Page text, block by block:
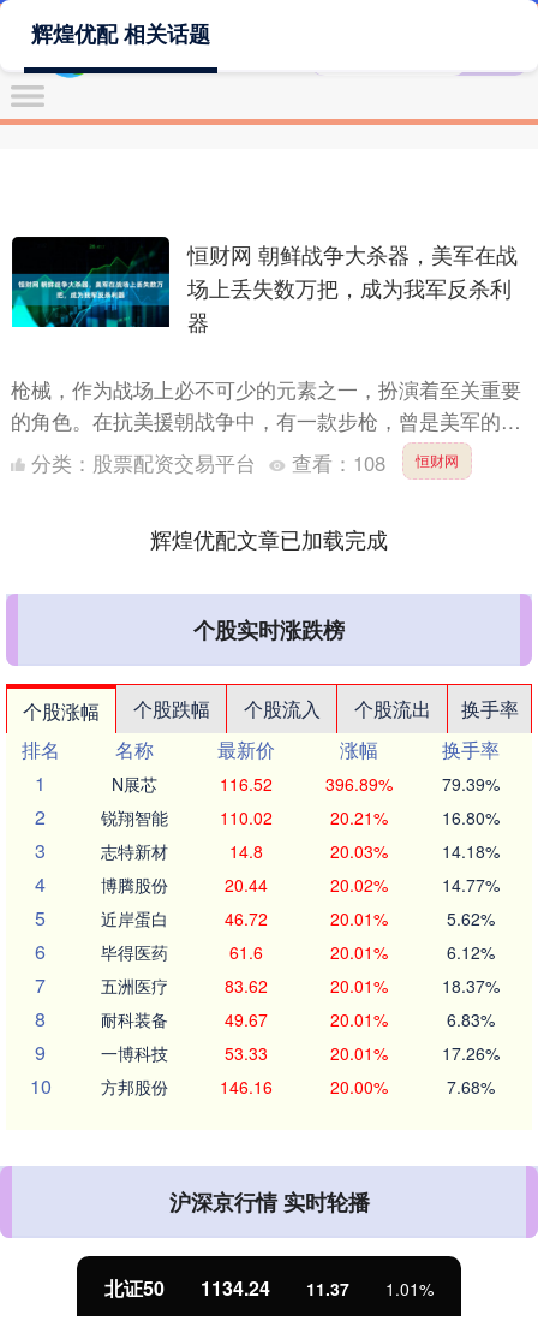
辉煌优配 相关话题
恒财网 朝鲜战争大杀器，美军在战
场上丢失数万把，成为我军反杀利
器
枪械，作为战场上必不可少的元素之一，扮演着至关重要
的角色。在抗美援朝战争中，有一款步枪，曾是美军的王
牌，它在二战时期声名显赫，深得美国军方的青睐。它便
是M1加兰....
分类： 股票配资交易平台 查看： 108 恒财网
辉煌优配文章已加载完成
个股实时涨跌榜
个股涨幅 个股跌幅 个股流入 个股流出
换手率
排名
名称 最新价 涨幅
换手率
1
N展芯 116.52 396.89% 79.39%
2 锐翔智能 110.02 20.21% 16.80%
3 志特新材 14.8 20.03% 14.18%
4 博腾股份 20.44 20.02% 14.77%
5 近岸蛋白 46.72 20.01% 5.62%
6 毕得医药 61.6 20.01% 6.12%
7 五洲医疗 83.62 20.01% 18.37%
8 耐科装备 49.67 20.01% 6.83%
9 一博科技 53.33 20.01% 17.26%
10 方邦股份 146.16 20.00% 7.68%
沪深京行情 实时轮播
北证50 1134.24 11.37 1.01%